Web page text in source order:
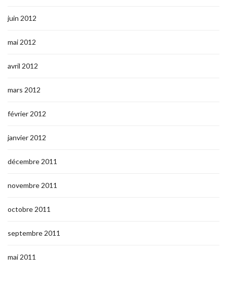
juin 2012
mai 2012
avril 2012
mars 2012
février 2012
janvier 2012
décembre 2011
novembre 2011
octobre 2011
septembre 2011
mai 2011